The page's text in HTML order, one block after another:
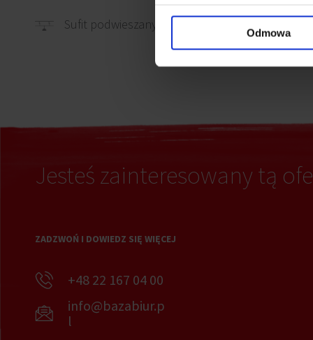
Odmowa
Sufit podwieszany
Jesteś zainteresowany tą
ZADZWOŃ I DOWIEDZ SIĘ WIĘCEJ
+48 22 167 04 00
info@bazabiur.p
l